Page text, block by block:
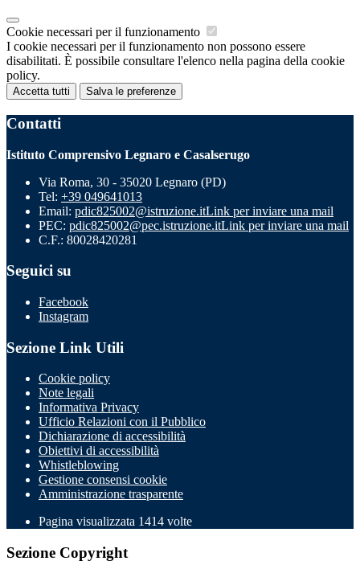
Cookie necessari per il funzionamento
I cookie necessari per il funzionamento non possono essere
disabilitati. È possibile consultare l'elenco nella pagina della cookie
policy.
Accetta tutti Salva le preferenze
Contatti
Istituto Comprensivo Legnaro e Casalserugo
Via Roma, 30 - 35020 Legnaro (PD)
Tel: +39 049641013
Email: pdic825002@istruzione.itLink per inviare una mail
PEC: pdic825002@pec.istruzione.itLink per inviare una mail
C.F.: 80028420281
Seguici su
Facebook
Instagram
Sezione Link Utili
Cookie policy
Note legali
Informativa Privacy
Ufficio Relazioni con il Pubblico
Dichiarazione di accessibilità
Obiettivi di accessibilità
Whistleblowing
Gestione consensi cookie
Amministrazione trasparente
Pagina visualizzata 1414 volte
Sezione Copyright